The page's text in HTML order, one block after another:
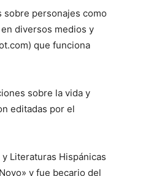
sobre personajes como
diversos medios y
que funciona
sobre la vida y
editadas por el
Literaturas Hispánicas
y fue becario del